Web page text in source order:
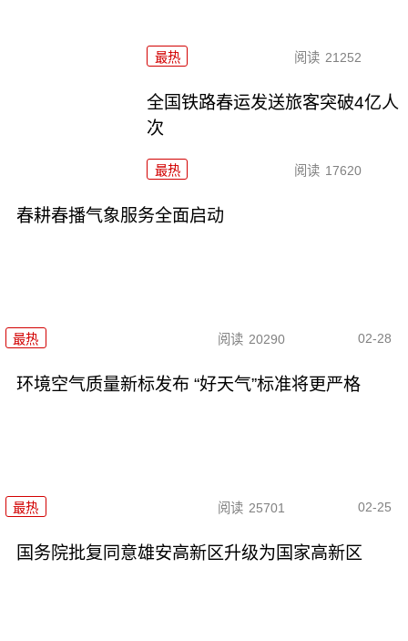
最热 阅读 21252
全国铁路春运发送旅客突破4亿人
次
最热 阅读 17620
春耕春播气象服务全面启动
最热 阅读 20290 02-28
环境空气质量新标发布 “好天气”标准将更严格
最热 阅读 25701 02-25
国务院批复同意雄安高新区升级为国家高新区